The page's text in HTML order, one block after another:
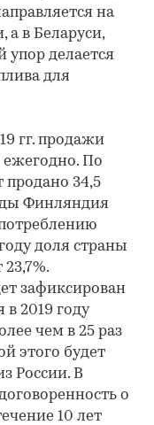
на
а в Беларуси,
делается
для
гг. продажи
ежегодно. По
продано 34,5
Финляндия
доля страны
зафиксирован
в 2019 году
чем в 25 раз
этого будет
России. В
о
10 лет